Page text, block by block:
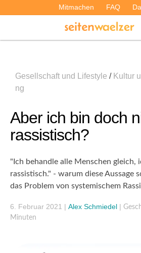
Mitmachen FAQ
ÜBER UNS
Gesellschaft und Lifestyle / Kultur
ng
Aber ich bin doch
rassistisch?
"Ich behandle alle Menschen gleich,
rassistisch." - warum diese Aussage
das Problem von systemischem
6. Februar 2021 | Alex Schmiedel |
Minuten